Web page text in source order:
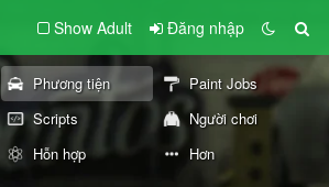
Show Adult Đăng nhập
Phương tiện
Paint Jobs
Scripts
Người chơi
Hỗn hợp Hơn